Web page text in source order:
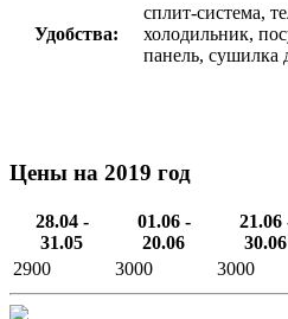
Удобства:
сплит-система,
холодильник,
панель, сушилка
Цены на 2019 год
28.04 -
31.05
01.06 -
20.06
21.06
30.06
2900
3000 3000